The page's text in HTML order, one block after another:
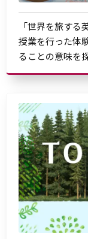
「世界を旅す
授業を行った体
ることの意味を